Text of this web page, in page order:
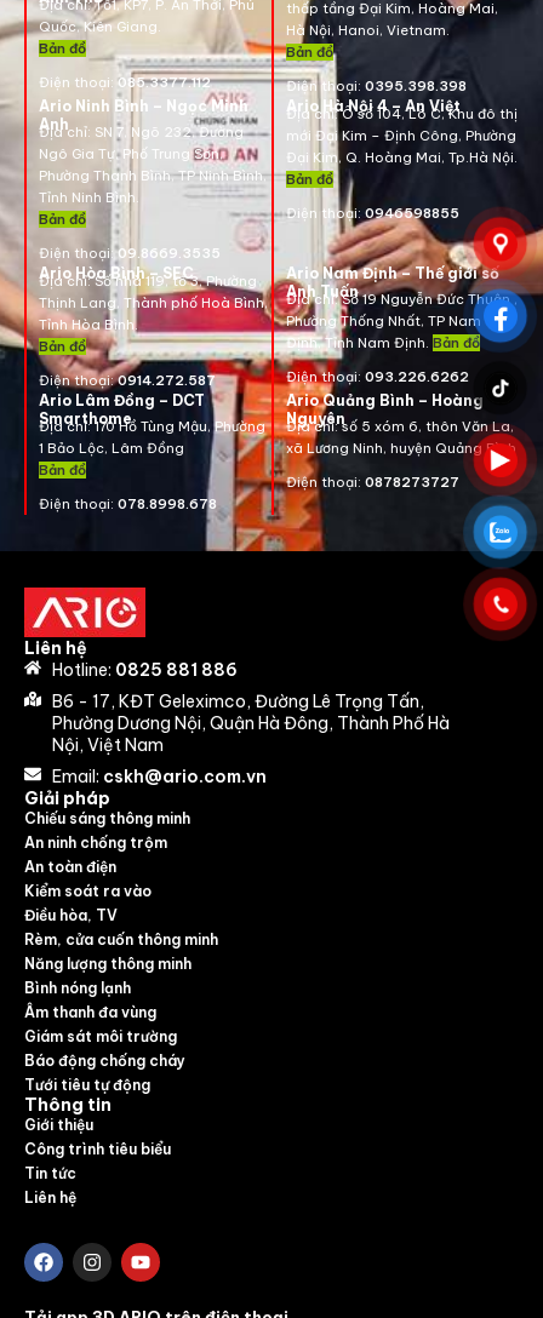
Địa chỉ:Tổ1, KP7, P. An Thới, Phú
Quốc, Kiên Giang.
Bản đồ
Điện thoại: 085.3377.112
thấp tầng Đại Kim, Hoàng Mai,
Hà Nội, Hanoi, Vietnam.
Bản đồ
Điện thoại: 0395.398.398
Ario Ninh Bình – Ngọc Minh
Anh
Địa chỉ: SN 7, Ngõ 232, Đường
Ngô Gia Tự, Phố Trung Sơn,
Phường Thanh Bình, TP Ninh Bình,
Tỉnh Ninh Bình.
Bản đồ
Điện thoại:09.8669.3535
Ario Hà Nội 4 – An Việt
Địa chỉ:Ô số 104, Lô C, Khu đô thị
mới Đại Kim – Định Công, Phường
Đại Kim, Q. Hoàng Mai, Tp.Hà Nội.
Bản đồ
Điện thoại: 0946598855
Ario Hòa Bình – SEC
Địa chỉ:Số nhà 119, tổ 3, Phường
Thịnh Lang, Thành phố Hoà Bình,
Tỉnh Hòa Bình.
Bản đồ
Điện thoại:0914.272.587
Ario Nam Định – Thế giới số
Anh Tuấn
Địa chỉ:Số 19 Nguyễn Đức Thuận ,
Phường Thống Nhất, TP Nam
Định, Tỉnh Nam Định. Bản đồ
Điện thoại: 093.226.6262
Ario Lâm Đồng – DCT
Smarthome
Địa chỉ: 170 Hồ Tùng Mậu, Phường
1 Bảo Lộc, Lâm Đồng
Bản đồ
Điện thoại: 078.8998.678
Ario Quảng Bình – Hoàng
Nguyên
Địa chỉ: số 5 xóm 6, thôn Văn La,
xã Lương Ninh, huyện Quảng Bình
Điện thoại: 0878273727
Liên hệ
Hotline: 0825 881 886
B6 - 17, KĐT Geleximco, Đường Lê Trọng Tấn,
Phường Dương Nội, Quận Hà Đông, Thành Phố Hà
Nội, Việt Nam
Email: cskh@ario.com.vn
Giải pháp
Chiếu sáng thông minh
An ninh chống trộm
An toàn điện
Kiểm soát ra vào
Điều hòa, TV
Rèm, cửa cuốn thông minh
Năng lượng thông minh
Bình nóng lạnh
Âm thanh đa vùng
Giám sát môi trường
Báo động chống cháy
Tưới tiêu tự động
Thông tin
Giới thiệu
Công trình tiêu biểu
Tin tức
Liên hệ